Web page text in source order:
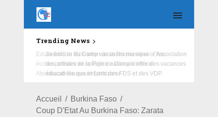
Trending News
Education : la fédération de la Russie rénove les
écoles primaire et collège du Camp Général
Aboubacar Sangoulé Lamizana
Accueil
Burkina Faso
Coup D'Etat Au Burkina Faso: Zarata